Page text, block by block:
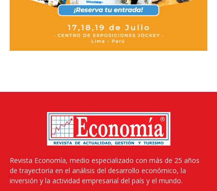
Revista Economía, medio especializado con más de 25 años
de trayectoria en el análisis del desarrollo económico, la
inversión y la actividad empresarial del país y el mundo.